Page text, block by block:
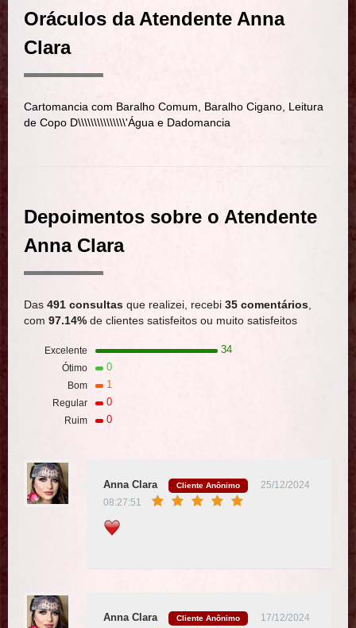
Oráculos da Atendente Anna
Clara
Cartomancia com Baralho Comum, Baralho Cigano, Leitura
de Copo D\\\\\\\\\\\\\\\'Água e Dadomancia
Depoimentos sobre o Atendente
Anna Clara
Das 491 consultas que realizei, recebi 35 comentários,
com 97.14% de clientes satisfeitos ou muito satisfeitos
Excelente 34
Ótimo 0
Bom 1
Regular 0
Ruim 0
Anna Clara Cliente Anônimo
25/12/2024
08:27:51
Anna Clara Cliente Anônimo
17/12/2024